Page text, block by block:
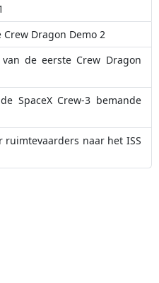
Dragon Demo 2
de eerste Crew Dragon
SpaceX Crew-3 bemande
ruimtevaarders naar het ISS
een Dragon bevoorradingstuig
de lancering van de Starlink 12